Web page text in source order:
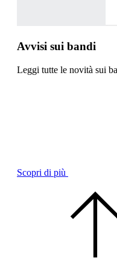
Avvisi sui bandi
Leggi tutte le novità sui
Scopri di più